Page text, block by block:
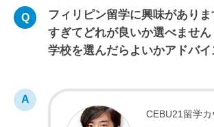
フィリピン留学に興味があり
すぎてどれが良いか選べませ
学校を選んだらよいかアドバイ
CEBU21留学